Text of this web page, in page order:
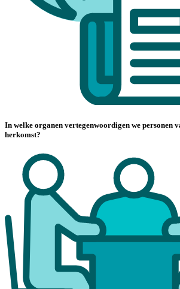
In welke organen vertegenwoordigen we personen
herkomst?